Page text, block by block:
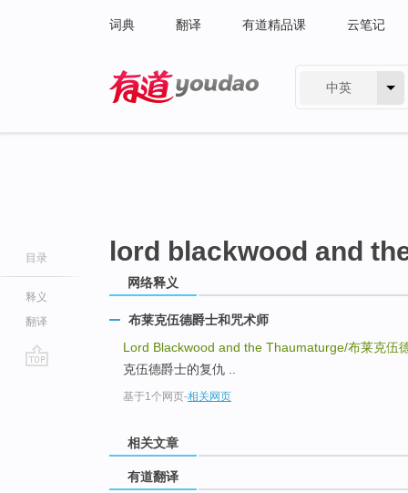
词典 翻译 有道精品课 云笔记
中英
目录
释义
翻译
lord blackwood and
网络释义
布莱克伍德爵士和咒术师
Lord Blackwood and the Thaumaturge/布莱克伍
克伍德爵士的复仇 ..
基于1个网页-相关网页
相关文章
有道翻译